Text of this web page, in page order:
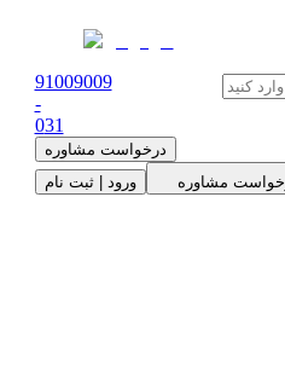
91009009
-
031
درخواست مشاوره
ورود | ثبت نام
مشاوره